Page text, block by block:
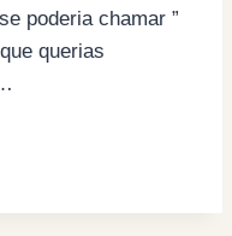
poderia chamar ”
querias